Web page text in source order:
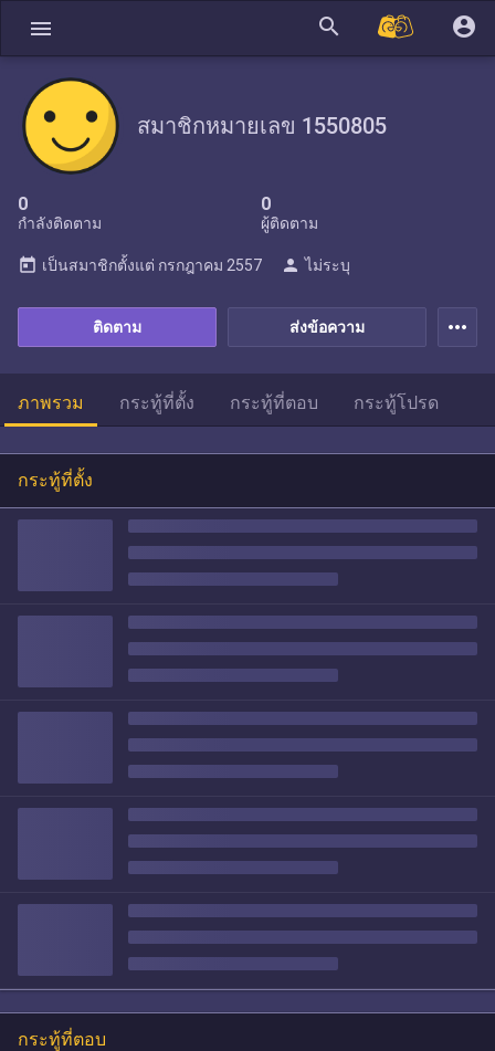
menu search account_circle
สมาชิกหมายเลข 1550805
0
กำลังติดตาม
0
ผู้ติดตาม
ส่งข้อความ
ติดตาม
today เป็นสมาชิกตั้งแต่ กรกฎาคม 2557 person ไม่ระบุ
more_horiz
ภาพรวม กระทู้ที่ตั้ง กระทู้ที่ตอบ กระทู้โปรด
กระทู้ที่ตั้ง
กระทู้ที่ตอบ